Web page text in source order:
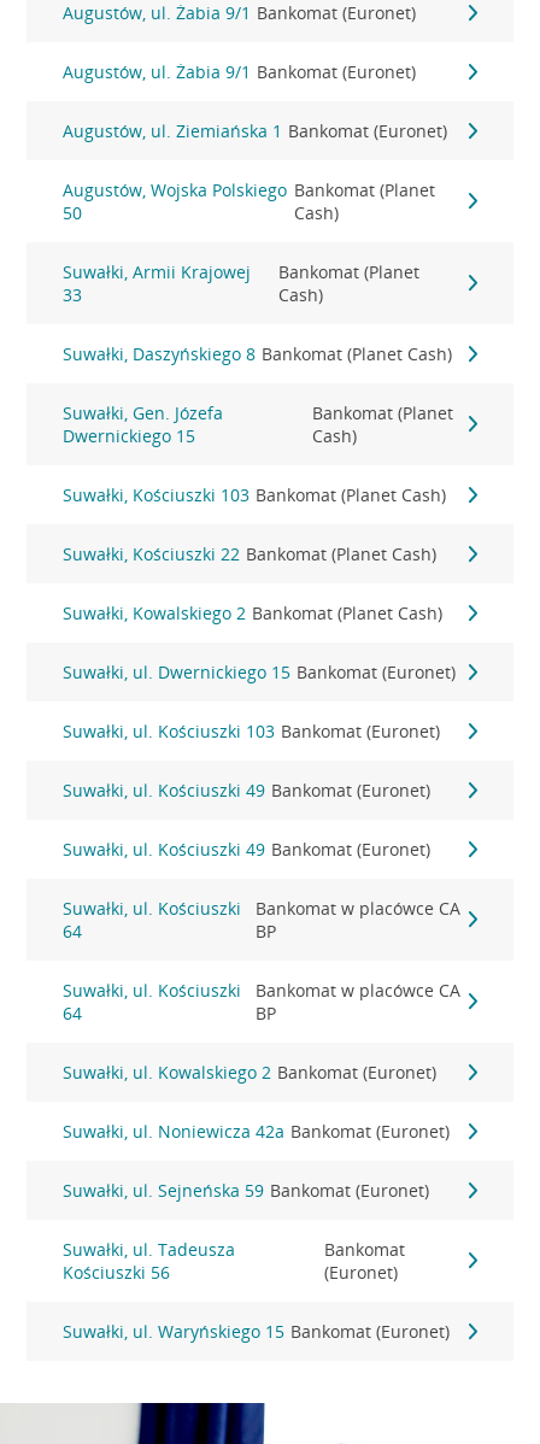
Augustów, ul. Żabia 9/1 Bankomat (Euronet)
Augustów, ul. Żabia 9/1 Bankomat (Euronet)
Augustów, ul. Ziemiańska 1 Bankomat (Euronet)
Augustów, Wojska Polskiego
50
Bankomat (Planet
Cash)
Suwałki, Armii Krajowej
33
Bankomat (Planet
Cash)
Suwałki, Daszyńskiego 8 Bankomat (Planet Cash)
Suwałki, Gen. Józefa
Dwernickiego 15
Bankomat (Planet
Cash)
Suwałki, Kościuszki 103 Bankomat (Planet Cash)
Suwałki, Kościuszki 22 Bankomat (Planet Cash)
Suwałki, Kowalskiego 2 Bankomat (Planet Cash)
Suwałki, ul. Dwernickiego 15 Bankomat (Euronet)
Suwałki, ul. Kościuszki 103 Bankomat (Euronet)
Suwałki, ul. Kościuszki 49 Bankomat (Euronet)
Suwałki, ul. Kościuszki 49 Bankomat (Euronet)
Suwałki, ul. Kościuszki
64
Bankomat w placówce CA
BP
Suwałki, ul. Kościuszki
64
Bankomat w placówce CA
BP
Suwałki, ul. Kowalskiego 2 Bankomat (Euronet)
Suwałki, ul. Noniewicza 42a Bankomat (Euronet)
Suwałki, ul. Sejneńska 59 Bankomat (Euronet)
Suwałki, ul. Tadeusza
Kościuszki 56
Bankomat
(Euronet)
Suwałki, ul. Waryńskiego 15 Bankomat (Euronet)